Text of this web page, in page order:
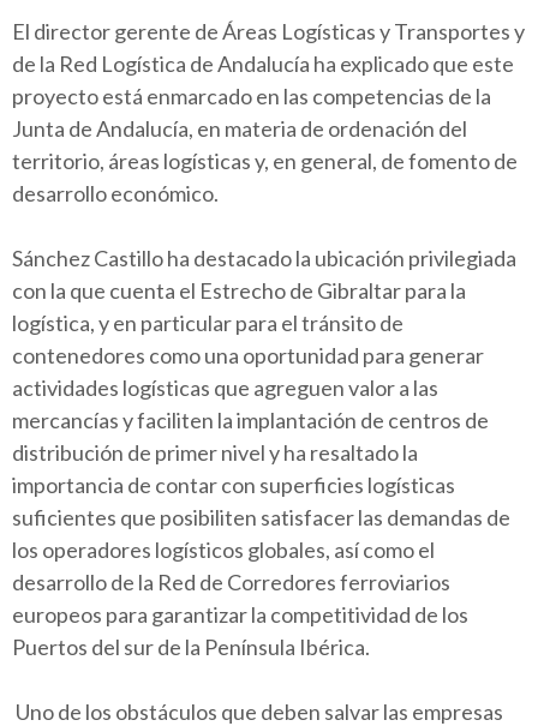
El director gerente de Áreas Logísticas y Transportes y
de la Red Logística de Andalucía ha explicado que este
proyecto está enmarcado en las competencias de la
Junta de Andalucía, en materia de ordenación del
territorio, áreas logísticas y, en general, de fomento de
desarrollo económico.
Sánchez Castillo ha destacado la ubicación privilegiada
con la que cuenta el Estrecho de Gibraltar para la
logística, y en particular para el tránsito de
contenedores como una oportunidad para generar
actividades logísticas que agreguen valor a las
mercancías y faciliten la implantación de centros de
distribución de primer nivel y ha resaltado la
importancia de contar con superficies logísticas
suficientes que posibiliten satisfacer las demandas de
los operadores logísticos globales, así como el
desarrollo de la Red de Corredores ferroviarios
europeos para garantizar la competitividad de los
Puertos del sur de la Península Ibérica.
Uno de los obstáculos que deben salvar las empresas